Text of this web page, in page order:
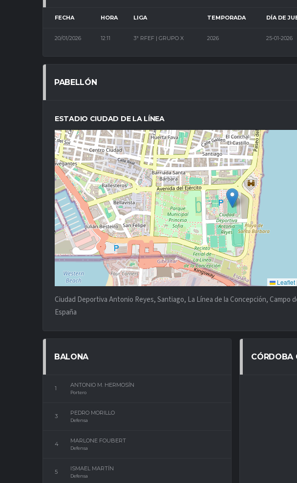
FECHA HORA LIGA TEMPORADA DÍA DE
20/01/2026 12:11 3ª RFEF | GRUPO X 2026 25-01-2026
PABELLÓN
ESTADIO CIUDAD DE LA LÍNEA
Leaflet
Ciudad Deportiva Antonio Reyes, Santiago, La Línea de la Concepción, Campo
España
BALONA
1 ANTONIO M. HERMOSÍN
Portero
3 PEDRO MORILLO
Defensa
4 MARLONE FOUBERT
Defensa
5 ISMAEL MARTÍN
Defensa
CÓRDOBA